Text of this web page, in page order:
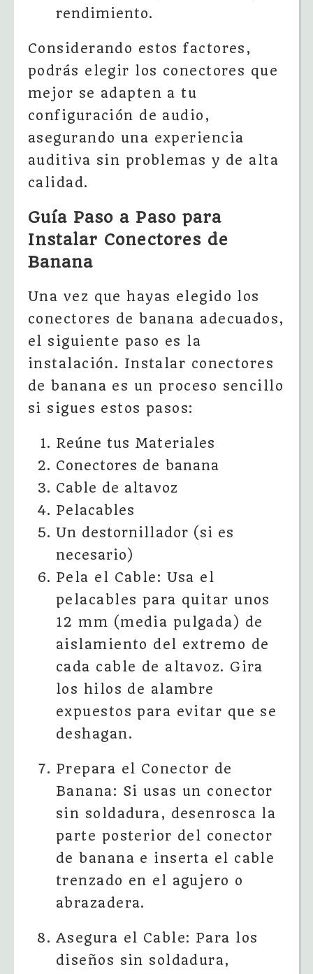
rendimiento.
Considerando estos factores,
podrás elegir los conectores que
mejor se adapten a tu
configuración de audio,
asegurando una experiencia
auditiva sin problemas y de alta
calidad.
Guía Paso a Paso para
Instalar Conectores de
Banana
Una vez que hayas elegido los
conectores de banana adecuados,
el siguiente paso es la
instalación. Instalar conectores
de banana es un proceso sencillo
si sigues estos pasos:
Reúne tus Materiales
Conectores de banana
Cable de altavoz
Pelacables
Un destornillador (si es
necesario)
Pela el Cable: Usa el
pelacables para quitar unos
12 mm (media pulgada) de
aislamiento del extremo de
cada cable de altavoz. Gira
los hilos de alambre
expuestos para evitar que se
deshagan.
Prepara el Conector de
Banana: Si usas un conector
sin soldadura, desenrosca la
parte posterior del conector
de banana e inserta el cable
trenzado en el agujero o
abrazadera.
Asegura el Cable: Para los
diseños sin soldadura,